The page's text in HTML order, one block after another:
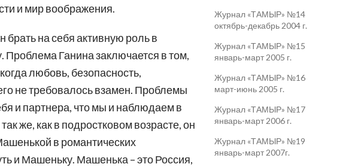
и мир воображения.
на себя активную роль в
Проблема Ганина заключается в том,
любовь, безопасность,
не требовалось взамен. Проблемы
и партнера, что мы и наблюдаем в
же, как в подростковом возрасте, он
в романтических
и Машеньку. Машенька – это Россия,
Журнал «ТАМЫР» №14
октябрь-декабрь 2004 г.
Журнал «ТАМЫР» №15
январь-март 2005 г.
Журнал «ТАМЫР» №16
март-июнь 2005 г.
Журнал «ТАМЫР» №17
январь-март 2006 г.
Журнал «ТАМЫР» №19
январь-март 2007г.